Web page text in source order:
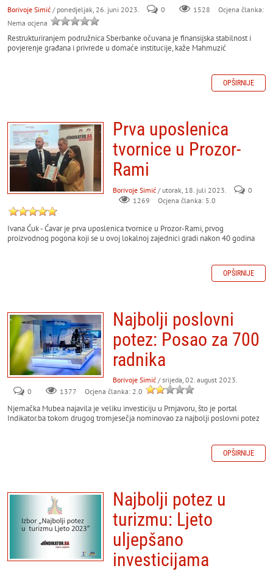
Borivoje Simić / ponedjeljak, 26. juni 2023. 0 1528
Ocjena članka:
Nema ocjena
Restrukturiranjem podružnica Sberbanke očuvana je finansijska stabilnost i
povjerenje građana i privrede u domaće institucije, kaže Mahmuzić
OPŠIRNIJE
Prva uposlenica
tvornice u Prozor-
Rami
Borivoje Simić / utorak, 18. juli 2023.
0
1269
Ocjena članka: 5.0
Ivana Ćuk - Ćavar je prva uposlenica tvornice u Prozor-Rami, prvog
proizvodnog pogona koji se u ovoj lokalnoj zajednici gradi nakon 40 godina
OPŠIRNIJE
Najbolji poslovni
potez: Posao za 700
radnika
Borivoje Simić / srijeda, 02. august 2023.
0
1377 Ocjena članka: 2.0
Njemačka Mubea najavila je veliku investiciju u Prnjavoru, što je portal
Indikator.ba tokom drugog tromjesečja nominovao za najbolji poslovni potez
OPŠIRNIJE
Najbolji potez u
turizmu: Ljeto
uljepšano
investicijama